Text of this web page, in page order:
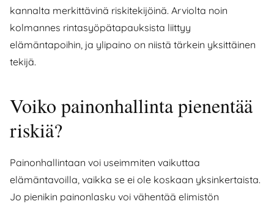
kannalta merkittävinä riskitekijöinä. Arviolta noin
kolmannes rintasyöpätapauksista liittyy
elämäntapoihin, ja ylipaino on niistä tärkein yksittäinen
tekijä.
Voiko painonhallinta pienentää
riskiä?
Painonhallintaan voi useimmiten vaikuttaa
elämäntavoilla, vaikka se ei ole koskaan yksinkertaista.
Jo pienikin painonlasku voi vähentää elimistön